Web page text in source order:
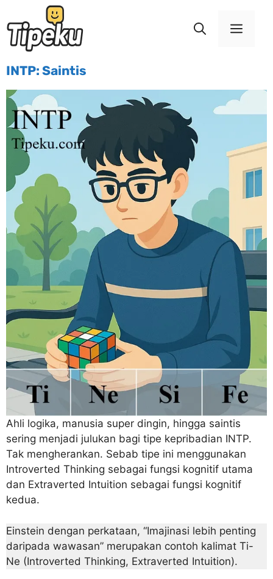
INTP: Saintis
Ahli logika, manusia super dingin, hingga saintis
sering menjadi julukan bagi tipe kepribadian INTP.
Tak mengherankan. Sebab tipe ini menggunakan
Introverted Thinking sebagai fungsi kognitif utama
dan Extraverted Intuition sebagai fungsi kognitif
kedua.
Einstein dengan perkataan, “Imajinasi lebih penting
daripada wawasan” merupakan contoh kalimat Ti-
Ne (Introverted Thinking, Extraverted Intuition).